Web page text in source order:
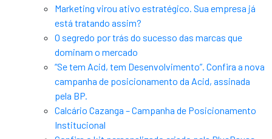
Marketing virou ativo estratégico. Sua empresa já
está tratando assim?
O segredo por trás do sucesso das marcas que
dominam o mercado
“Se tem Acid, tem Desenvolvimento”. Confira a nova
campanha de posicionamento da Acid, assinada
pela BP.
Calcário Cazanga – Campanha de Posicionamento
Institucional